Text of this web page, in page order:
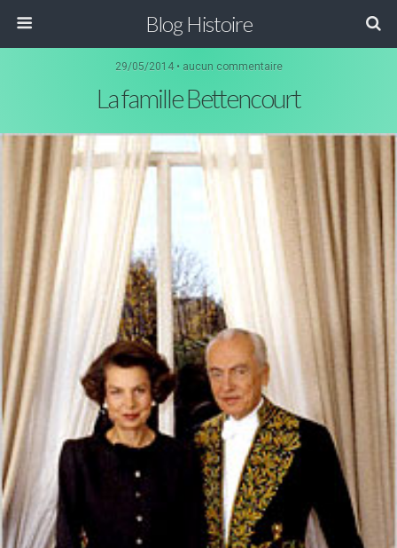
Blog Histoire
29/05/2014 • aucun commentaire
La famille Bettencourt